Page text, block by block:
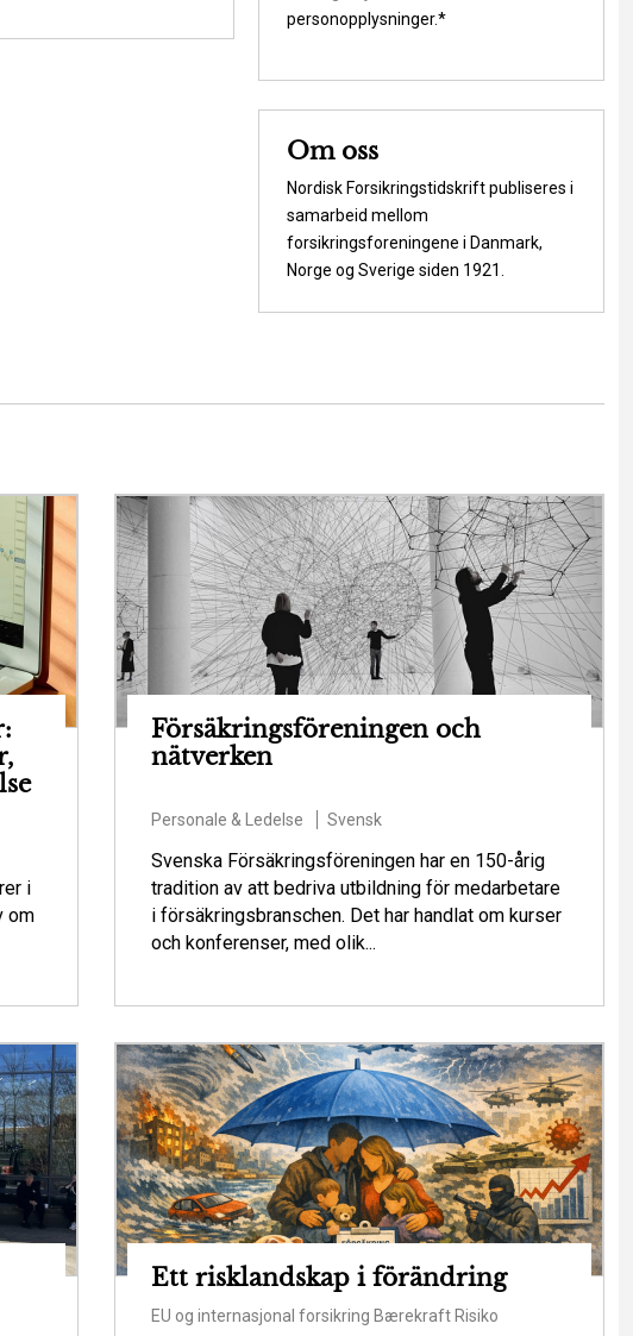
andre værdier i klimasårbare områder?
personopplysninger.*
Om oss
Nordisk Forsikringstidskrift publiseres i
samarbeid mellom
forsikringsforeningene i Danmark,
Norge og Sverige siden 1921.
i
om
Försäkringsföreningen och
nätverken
Personale & Ledelse Svensk
Svenska Försäkringsföreningen har en 150-årig
tradition av att bedriva utbildning för medarbetare
i försäkringsbranschen. Det har handlat om kurser
och konferenser, med olik...
Ett risklandskap i förändring
EU og internasjonal forsikring Bærekraft Risiko